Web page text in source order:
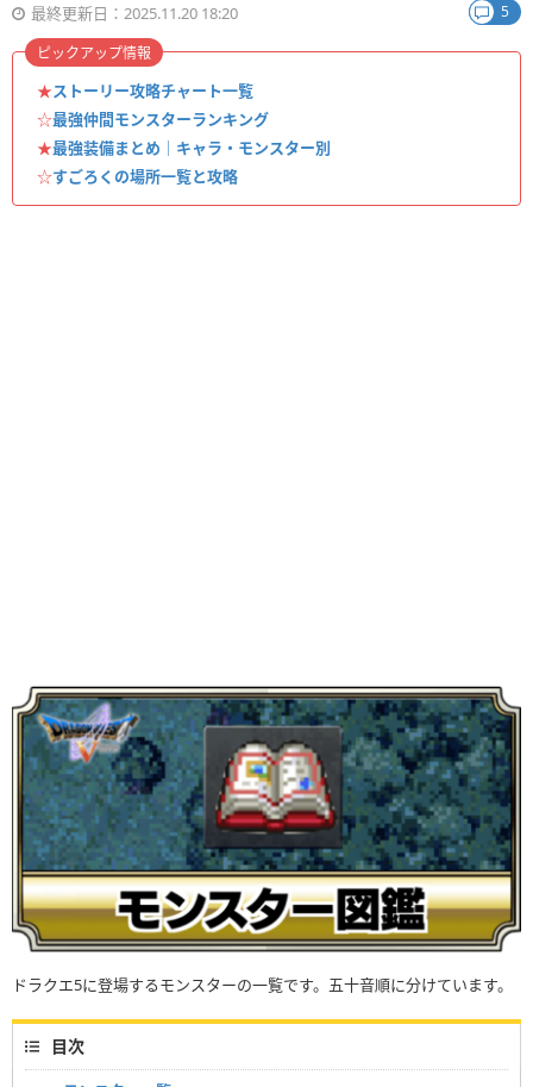
最終更新日：2025.11.20 18:20
5
★ストーリー攻略チャート一覧
☆最強仲間モンスターランキング
★最強装備まとめ｜キャラ・モンスター別
☆すごろくの場所一覧と攻略
ピックアップ情報
ドラクエ5に登場するモンスターの一覧です。五十音順に分けています。
目次